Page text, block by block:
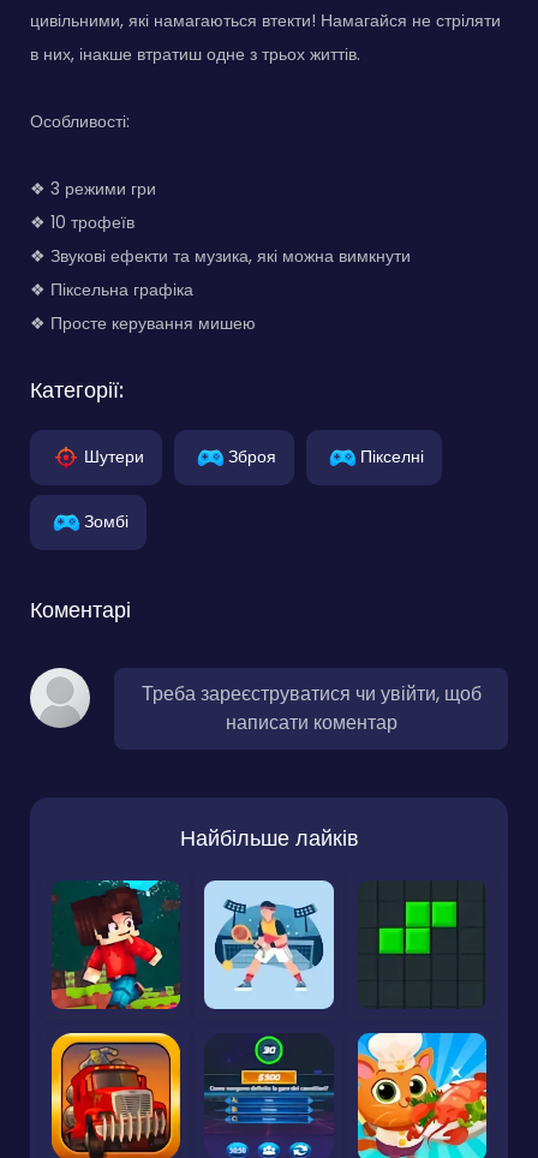
цивільними, які намагаються втекти! Намагайся не стріляти
в них, інакше втратиш одне з трьох життів.
Особливості:
❖ 3 режими гри
❖ 10 трофеїв
❖ Звукові ефекти та музика, які можна вимкнути
❖ Піксельна графіка
❖ Просте керування мишею
Категорії:
Шутери Зброя Пікселні
Зомбі
Коментарі
Треба зареєструватися чи увійти, щоб
написати коментар
Найбільше лайків